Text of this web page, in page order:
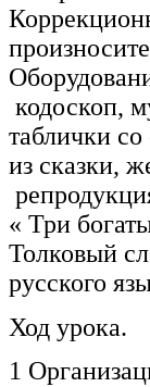
кодоскоп,
таблички
из сказки,
« Три
Толковый
русского
Ход урока.
1